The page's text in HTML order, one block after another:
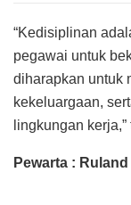
“Kedisiplinan
pegawai untuk
diharapkan untuk
kekeluargaan,
lingkungan
Pewarta :